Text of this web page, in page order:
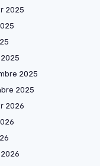
2025
2025
2025
2026